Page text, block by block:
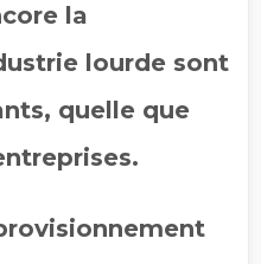
la
lourde sont
quelle que